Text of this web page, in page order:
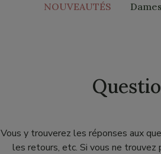
NOUVEAUTÉS Dames
Vous y trouverez les réponses aux
les retours, etc. Si vous ne trouvez